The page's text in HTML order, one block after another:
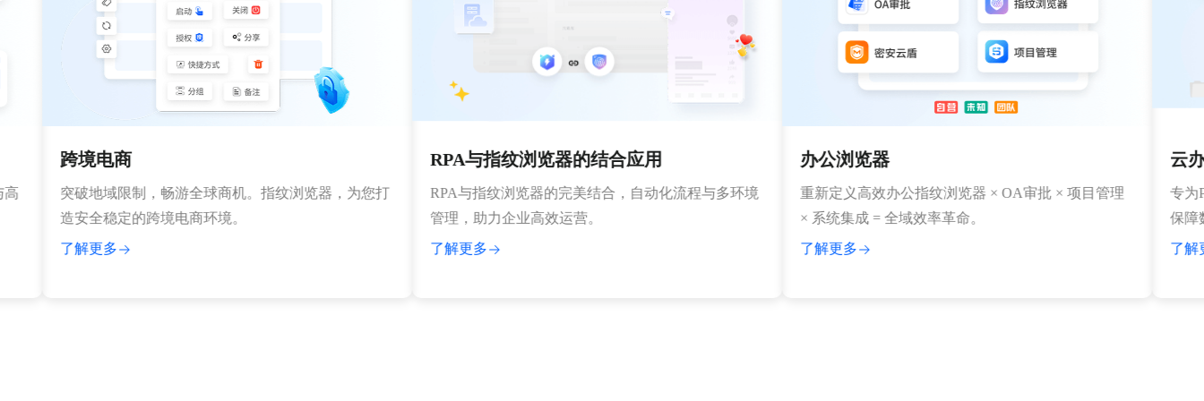
跨境电商
突破地域限制，畅游全球商机。指纹浏览器，为您打
造安全稳定的跨境电商环境。
了解更多
RPA与指纹浏览器的结合应用
RPA与指纹浏览器的完美结合，自动化流程与多环境
管理，助力企业高效运营。
了解更多
办公浏览器
重新定义高效办公指纹浏览器 × OA审批 × 项目管理
× 系统集成 = 全域效率革命。
了解更多
云办公
专为PC
保障数
了解更多